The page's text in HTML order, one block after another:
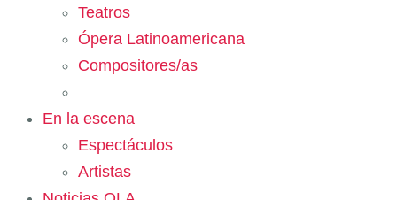
Teatros
Ópera Latinoamericana
Compositores/as
En la escena
Espectáculos
Artistas